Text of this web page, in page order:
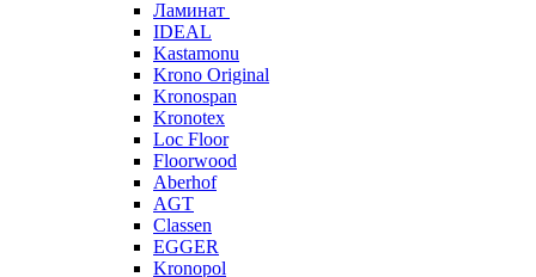
Ламинат
IDEAL
Kastamonu
Krono Original
Kronospan
Kronotex
Loc Floor
Floorwood
Aberhof
AGT
Classen
EGGER
Kronopol